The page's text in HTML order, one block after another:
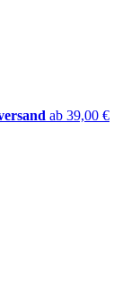
ab 39,00 €